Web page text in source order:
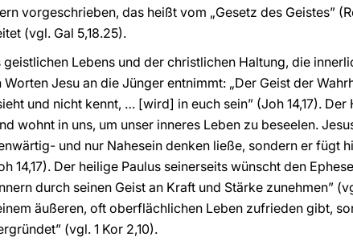
vorgeschrieben, das heißt vom „Gesetz des Geistes”
(vgl. Gal 5,18.25).
Lebens und der christlichen Haltung, die
Jesu an die Jünger entnimmt: „Der Geist der
und nicht kennt, … [wird] in euch sein” (Joh 14,17). Der
wohnt in uns, um unser inneres Leben zu beseelen.
und nur Nahesein denken ließe, sondern er fügt
14,17). Der heilige Paulus seinerseits wünscht den
durch seinen Geist an Kraft und Stärke zunehmen”
äußeren, oft oberflächlichen Leben zufrieden gibt,
(vgl. 1 Kor 2,10).